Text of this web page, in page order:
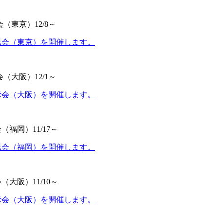
（東京）12/8～
（東京）を開催します。
（大阪）12/1～
（大阪）を開催します。
福岡）11/17～
（福岡）を開催します。
大阪）11/10～
（大阪）を開催します。